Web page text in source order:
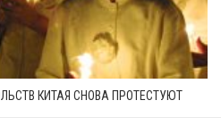
КИТАЯ СНОВА ПРОТЕСТУЮТ